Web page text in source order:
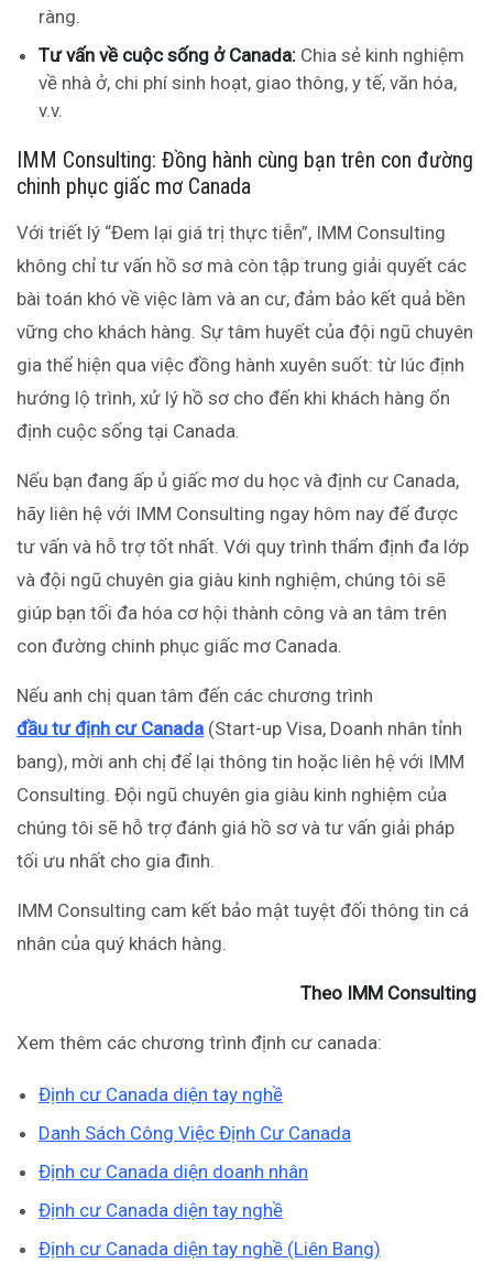
ràng.
Tư vấn về cuộc sống ở Canada: Chia sẻ kinh nghiệm
về nhà ở, chi phí sinh hoạt, giao thông, y tế, văn hóa,
v.v.
IMM Consulting: Đồng hành cùng bạn trên con đường
chinh phục giấc mơ Canada
Với triết lý “Đem lại giá trị thực tiễn”, IMM Consulting
không chỉ tư vấn hồ sơ mà còn tập trung giải quyết các
bài toán khó về việc làm và an cư, đảm bảo kết quả bền
vững cho khách hàng. Sự tâm huyết của đội ngũ chuyên
gia thể hiện qua việc đồng hành xuyên suốt: từ lúc định
hướng lộ trình, xử lý hồ sơ cho đến khi khách hàng ổn
định cuộc sống tại Canada.
Nếu bạn đang ấp ủ giấc mơ du học và định cư Canada,
hãy liên hệ với IMM Consulting ngay hôm nay để được
tư vấn và hỗ trợ tốt nhất. Với quy trình thẩm định đa lớp
và đội ngũ chuyên gia giàu kinh nghiệm, chúng tôi sẽ
giúp bạn tối đa hóa cơ hội thành công và an tâm trên
con đường chinh phục giấc mơ Canada.
Nếu anh chị quan tâm đến các chương trình
đầu tư định cư Canada (Start-up Visa, Doanh nhân tỉnh
bang), mời anh chị để lại thông tin hoặc liên hệ với IMM
Consulting. Đội ngũ chuyên gia giàu kinh nghiệm của
chúng tôi sẽ hỗ trợ đánh giá hồ sơ và tư vấn giải pháp
tối ưu nhất cho gia đình.
IMM Consulting cam kết bảo mật tuyệt đối thông tin cá
nhân của quý khách hàng.
Theo IMM Consulting
Xem thêm các chương trình định cư canada:
Định cư Canada diện tay nghề
Danh Sách Công Việc Định Cư Canada
Định cư Canada diện doanh nhân
Định cư Canada diện tay nghề
Định cư Canada diện tay nghề (Liên Bang)